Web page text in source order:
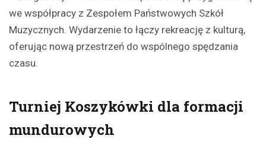
we współpracy z Zespołem Państwowych Szkół
Muzycznych. Wydarzenie to łączy rekreację z kulturą,
oferując nową przestrzeń do wspólnego spędzania
czasu.
Turniej Koszykówki dla formacji
mundurowych